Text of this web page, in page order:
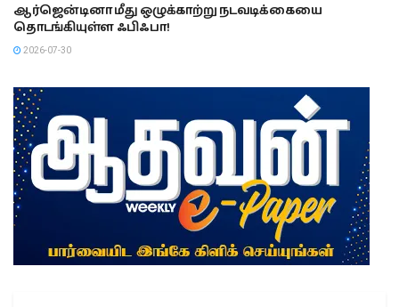
ஆர்ஜென்டினா மீது ஒழுக்காற்று நடவடிக்கையை
தொடங்கியுள்ள ஃபிஃபா!
2026-07-30